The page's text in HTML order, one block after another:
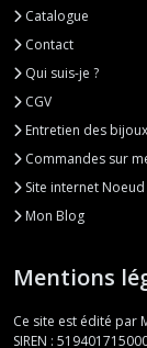
Catalogue
Contact
Qui suis-je ?
CGV
Entretien des
Commandes sur
Site internet
Mon Blog
Mentions
Ce site est édité par
SIREN :